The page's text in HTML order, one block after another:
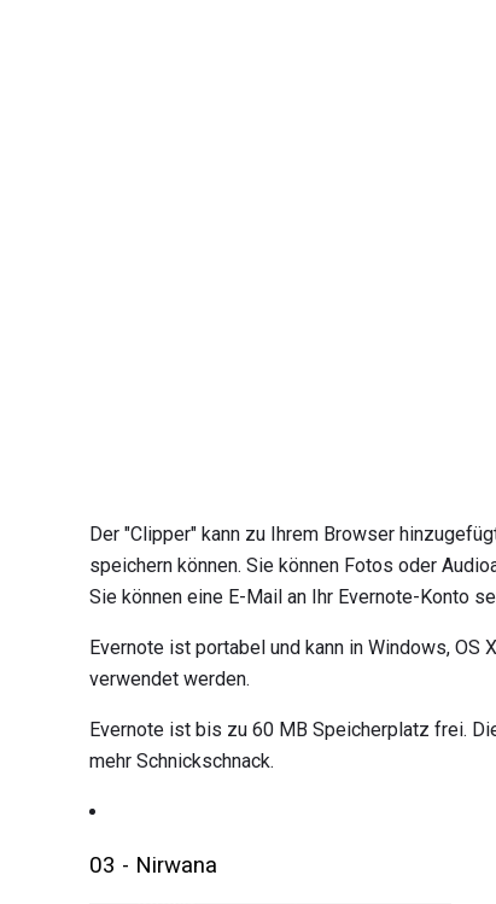
Der "Clipper" kann zu Ihrem Browser
speichern können. Sie können Fotos oder
Sie können eine E-Mail an Ihr Evernote-Konto
Evernote ist portabel und kann in Windows, OS
verwendet werden.
Evernote ist bis zu 60 MB Speicherplatz frei.
mehr Schnickschnack.
03 - Nirwana